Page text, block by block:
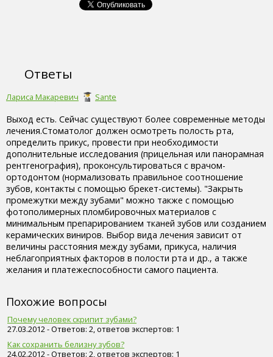
Ответы
Лариса Макаревич Sante
Выход есть. Сейчас существуют более современные методы
лечения.Стоматолог должен осмотреть полость рта,
определить прикус, провести при необходимости
дополнительные исследования (прицельная или панорамная
рентгенография), проконсультироваться с врачом-
ортодонтом (нормализовать правильное соотношение
зубов, контакты с помощью брекет-системы). "Закрыть
промежутки между зубами" можно также с помощью
фотополимерных пломбировочных материалов с
минимальным препарированием тканей зубов или созданием
керамических виниров. Выбор вида лечения зависит от
величины расстояния между зубами, прикуса, наличия
неблагоприятных факторов в полости рта и др., а также
желания и платежеспособности самого пациента.
Похожие вопросы
Почему человек скрипит зубами?
27.03.2012 - Ответов: 2, ответов экспертов: 1
Как сохранить белизну зубов?
24.02.2012 - Ответов: 2, ответов экспертов: 1